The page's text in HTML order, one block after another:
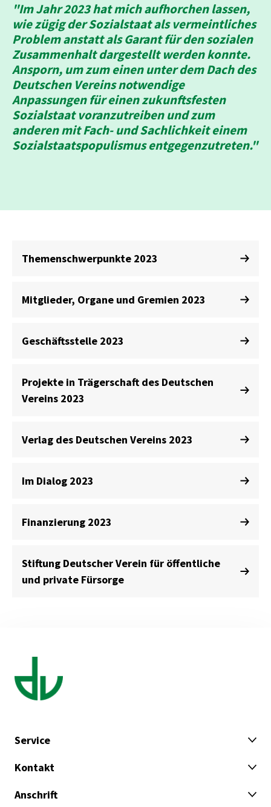
"Im Jahr 2023 hat mich aufhorchen lassen,
wie zügig der Sozialstaat als vermeintliches
Problem anstatt als Garant für den sozialen
Zusammenhalt dargestellt werden konnte.
Ansporn, um zum einen unter dem Dach des
Deutschen Vereins notwendige
Anpassungen für einen zukunftsfesten
Sozialstaat voranzutreiben und zum
anderen mit Fach- und Sachlichkeit einem
Sozialstaatspopulismus entgegenzutreten."
Themenschwerpunkte 2023
Mitglieder, Organe und Gremien 2023
Geschäftsstelle 2023
Projekte in Trägerschaft des Deutschen
Vereins 2023
Verlag des Deutschen Vereins 2023
Im Dialog 2023
Finanzierung 2023
Stiftung Deutscher Verein für öffentliche
und private Fürsorge
Service
Kontakt
Anschrift